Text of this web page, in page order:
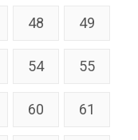
48 49
54 55
60 61